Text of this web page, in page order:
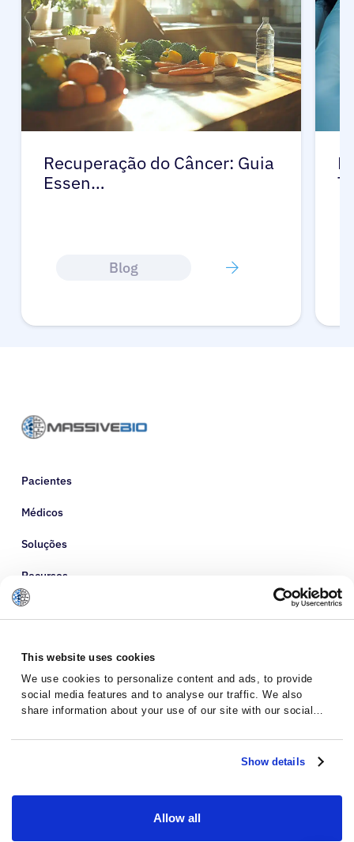
This website uses cookies
We use cookies to personalize content and ads, to provide
social media features and to analyse our traffic. We also
share information about your use of our site with our social
with other information that you’ve provided to them or that
they’ve collected from your use of their services.Show details
Allow all
Recuperação do Câncer: Guia
Essen…
Blog
Pacientes
Médicos
Soluções
Recursos
Sobre Nós